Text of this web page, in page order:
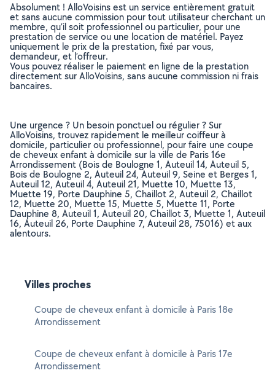
Absolument ! AlloVoisins est un service entièrement gratuit
et sans aucune commission pour tout utilisateur cherchant un
membre, qu’il soit professionnel ou particulier, pour une
prestation de service ou une location de matériel. Payez
uniquement le prix de la prestation, fixé par vous,
demandeur, et l’offreur.
Vous pouvez réaliser le paiement en ligne de la prestation
directement sur AlloVoisins, sans aucune commission ni frais
bancaires.
Une urgence ? Un besoin ponctuel ou régulier ? Sur
AlloVoisins, trouvez rapidement le meilleur coiffeur à
domicile, particulier ou professionnel, pour faire une coupe
de cheveux enfant à domicile sur la ville de Paris 16e
Arrondissement (Bois de Boulogne 1, Auteuil 14, Auteuil 5,
Bois de Boulogne 2, Auteuil 24, Auteuil 9, Seine et Berges 1,
Auteuil 12, Auteuil 4, Auteuil 21, Muette 10, Muette 13,
Muette 19, Porte Dauphine 5, Chaillot 2, Auteuil 2, Chaillot
12, Muette 20, Muette 15, Muette 5, Muette 11, Porte
Dauphine 8, Auteuil 1, Auteuil 20, Chaillot 3, Muette 1, Auteuil
16, Auteuil 26, Porte Dauphine 7, Auteuil 28, 75016) et aux
alentours.
Villes proches
Coupe de cheveux enfant à domicile à Paris 18e
Arrondissement
Coupe de cheveux enfant à domicile à Paris 17e
Arrondissement